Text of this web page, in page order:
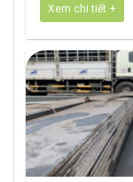
Xem chi tiết +